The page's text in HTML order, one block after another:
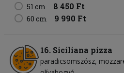
51 cm 8 450 Ft
60 cm 9 990 Ft
16. Siciliana pizza
paradicsomszósz